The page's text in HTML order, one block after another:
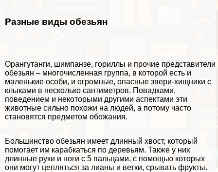
Разные виды обезьян
Орангутанги, шимпанзе, гориллы и прочие представители
обезьян – многочисленная группа, в которой есть и
маленькие особи, и огромные, опасные звери-хищники с
клыками в несколько сантиметров. Повадками,
поведением и некоторыми другими аспектами эти
животные сильно похожи на людей, а потому часто
становятся предметом обожания.
Большинство обезьян имеет длинный хвост, который
помогает им карабкаться по деревьям. Также у них
длинные руки и ноги с 5 пальцами, с помощью которых
они могут цепляться за лианы и ветки, срывать фрукты.